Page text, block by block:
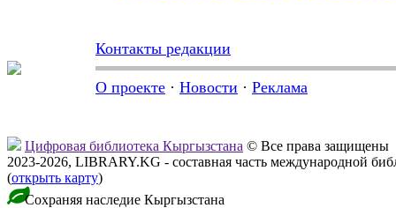
Контакты редакции
О проекте · Новости · Реклама
Цифровая библиотека Кыргызстана © Все права защищены
2023-2026, LIBRARY.KG - составная часть международной
(открыть карту)
Сохраняя наследие Кыргызстана